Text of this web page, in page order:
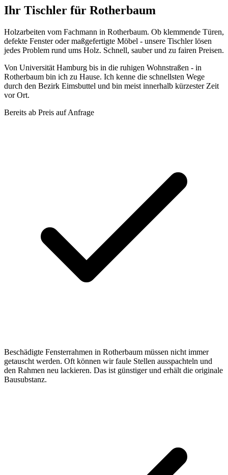
Ihr Tischler für Rotherbaum
Holzarbeiten vom Fachmann in Rotherbaum. Ob klemmende Türen,
defekte Fenster oder maßgefertigte Möbel - unsere Tischler lösen
jedes Problem rund ums Holz. Schnell, sauber und zu fairen Preisen.
Von Universität Hamburg bis in die ruhigen Wohnstraßen - in
Rotherbaum bin ich zu Hause. Ich kenne die schnellsten Wege
durch den Bezirk Eimsbuttel und bin meist innerhalb kürzester Zeit
vor Ort.
Bereits ab Preis auf Anfrage
Beschädigte Fensterrahmen in Rotherbaum müssen nicht immer
getauscht werden. Oft können wir faule Stellen ausspachteln und
den Rahmen neu lackieren. Das ist günstiger und erhält die originale
Bausubstanz.